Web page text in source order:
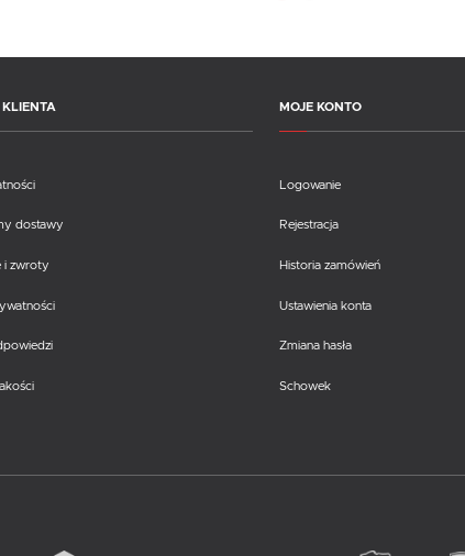
dostawy
i zwroty
MOJE KONTO
Logowanie
Rejestracja
Historia zamówień
Ustawienia konta
Zmiana hasła
Schowek